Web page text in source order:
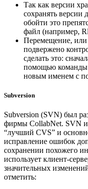
Так как версии
сохранять версии
обойти это
файл (например,
Перемещение, или
подвержено
сделать это:
помощью команды
новым именем с
Subversion
Subversion (SVN) был
фирмы CollabNet. SVN
“лучший CVS” и
исправление ошибок
сохранении похожего
использует клиент-
значительных
отметить: